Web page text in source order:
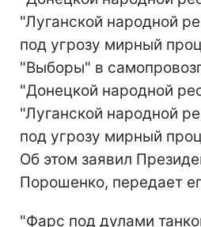
"Луганской народной
под угрозу мирный
"Выборы" в
"Донецкой народной
"Луганской народной
под угрозу мирный
Об этом заявил
Порошенко, передает
"Фарс под дулами